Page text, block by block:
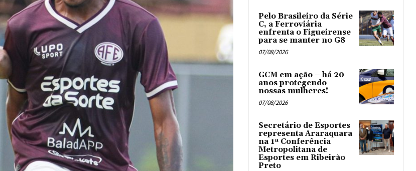
Pelo Brasileiro da Série
C, a Ferroviária
enfrenta o Figueirense
para se manter no G8
07/08/2026
GCM em ação – há 20
anos protegendo
nossas mulheres!
07/08/2026
Secretário de Esportes
representa Araraquara
na 1ª Conferência
Metropolitana de
Esportes em Ribeirão
Preto